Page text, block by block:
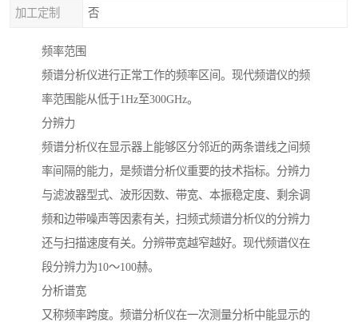
加工定制 否
频率范围
频谱分析仪进行正常工作的频率区间。现代频谱仪的频
率范围能从低于1Hz至300GHz。
分辨力
频谱分析仪在显示器上能够区分邻近的两条谱线之间频
率间隔的能力，是频谱分析仪重要的技术指标。分辨力
与滤波器型式、波形因数、带宽、本振稳定度、剩余调
频和边带噪声等因素有关，扫频式频谱分析仪的分辨力
还与扫描速度有关。分辨带宽越窄越好。现代频谱仪在
段分辨力为10～100赫。
分析谱宽
又称频率跨度。频谱分析仪在一次测量分析中能显示的